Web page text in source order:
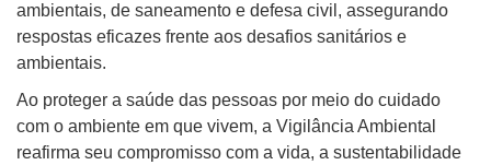
ambientais, de saneamento e defesa civil, assegurando
respostas eficazes frente aos desafios sanitários e
ambientais.
Ao proteger a saúde das pessoas por meio do cuidado
com o ambiente em que vivem, a Vigilância Ambiental
reafirma seu compromisso com a vida, a sustentabilidade